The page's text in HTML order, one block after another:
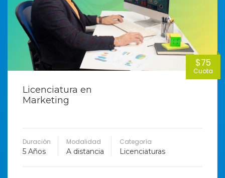
Licenciatura en
Marketing
$75
Cuota
Duración
5 Años
Modalidad
A distancia
Categoría
Licenciaturas